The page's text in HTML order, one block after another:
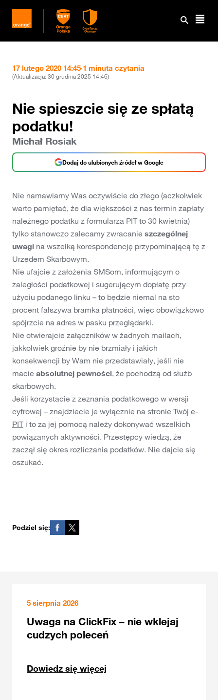
17 lutego 2020 14:45·1 minuta czytania
(Aktualizacja:30 grudnia 2025 14:46)
Nie spieszcie się ze spłatą
podatku!
Michał Rosiak
Dodaj do ulubionych źródeł w Google
Nie namawiamy Was oczywiście do złego (aczkolwiek
warto pamiętać, że dla większości z nas termin zapłaty
należnego podatku z formularza PIT to 30 kwietnia)
tylko stanowczo zalecamy zwracanie szczególnej
uwagi na wszelką korespondencję przypominającą tę z
Urzędem Skarbowym.
Nie ufajcie z założenia SMSom, informującym o
zaległości podatkowej i sugerującym dopłatę przy
użyciu podanego linku – to będzie niemal na sto
procent fałszywa bramka płatności, więc obowiązkowo
spójrzcie na adres w pasku przeglądarki.
Nie otwierajcie załączników w żadnych mailach,
jakkolwiek groźnie by nie brzmiały i jakich
konsekwencji by Wam nie przedstawiały, jeśli nie
macie absolutnej pewności, że pochodzą od służb
skarbowych.
Jeśli korzystacie z zeznania podatkowego w wersji
cyfrowej – znajdziecie je wyłącznie na stronie Twój e-
PITi to za jej pomocą należy dokonywać wszelkich
powiązanych aktywności. Przestępcy wiedzą, że
zaczął się okres rozliczania podatków. Nie dajcie się
oszukać.
Podziel się:
5 sierpnia 2026
Uwaga na ClickFix – nie wklejaj
cudzych poleceń
Dowiedz się więcej